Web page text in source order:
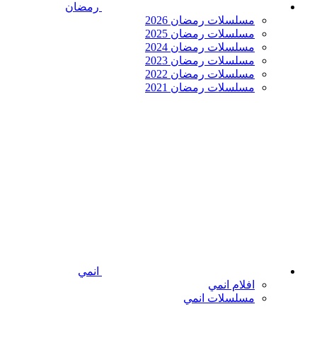
رمضان
مسلسلات رمضان 2026
مسلسلات رمضان 2025
مسلسلات رمضان 2024
مسلسلات رمضان 2023
مسلسلات رمضان 2022
مسلسلات رمضان 2021
انمي
افلام انمي
مسلسلات انمي